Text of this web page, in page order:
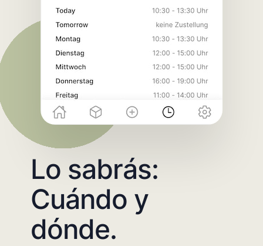
Lo sabrás:
Cuándo y
dónde.